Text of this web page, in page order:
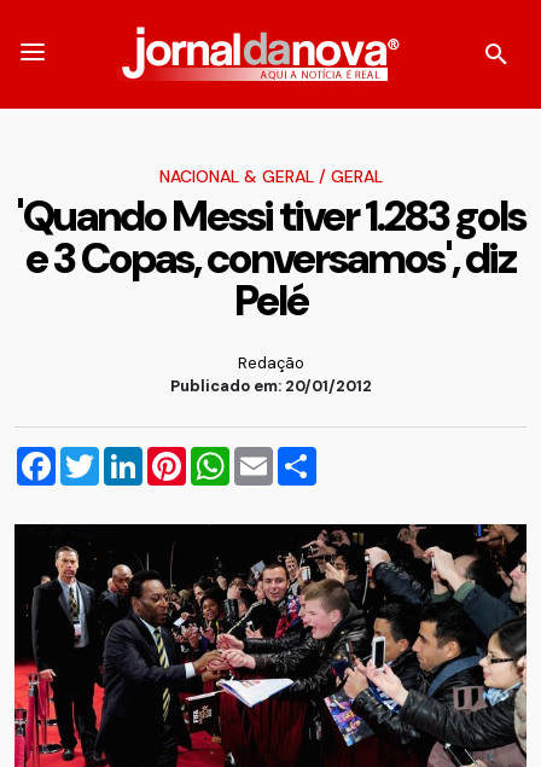
NACIONAL & GERAL/ GERAL
'Quando Messi tiver 1.283 gols
e 3 Copas, conversamos', diz
Pelé
Redação
Publicado em: 20/01/2012
Facebook
TwitterLinkedInPinterestWhatsApp
Email